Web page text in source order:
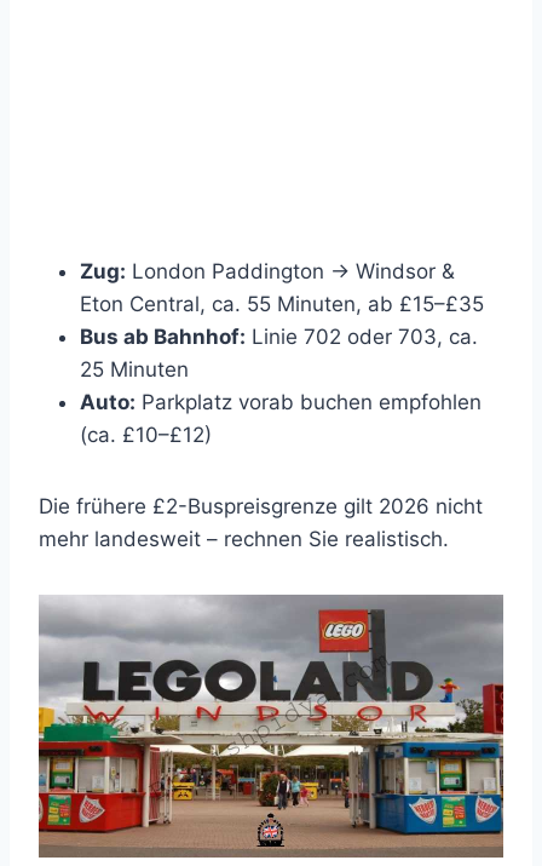
Zug: London Paddington → Windsor &
Eton Central, ca. 55 Minuten, ab £15–£35
Bus ab Bahnhof: Linie 702 oder 703, ca.
25 Minuten
Auto: Parkplatz vorab buchen empfohlen
(ca. £10–£12)
Die frühere £2-Buspreisgrenze gilt 2026 nicht
mehr landesweit – rechnen Sie realistisch.